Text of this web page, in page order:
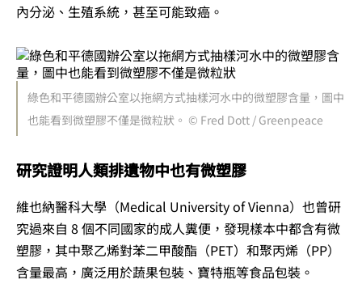
內分泌、生殖系統，甚至可能致癌。
綠色和平德國辦公室以拖網方式抽樣河水中的微塑膠含量，圖中
也能看到微塑膠不僅是微粒狀。 © Fred Dott / Greenpeace
研究證明人類排遺物中也有微塑膠
維也納醫科大學（Medical University of Vienna）也曾研
究過來自 8 個不同國家的成人糞便，發現樣本中都含有微
塑膠，其中聚乙烯對苯二甲酸酯（PET）和聚丙烯（PP）
含量最高，廣泛用於蔬果包裝、寶特瓶等食品包裝。